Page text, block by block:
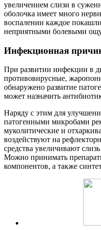
увеличением слизи в
оболочка имеет много
воспалении каждое
неприятными болевыми
Инфекционная
При развитии инфекции в
противовирусные,
обнаружено развитие
может назначить
Наряду с этим для
патогенными микробами
муколитические и
воздействуют на
средства увеличивают
Можно принимать
компонентов, а также